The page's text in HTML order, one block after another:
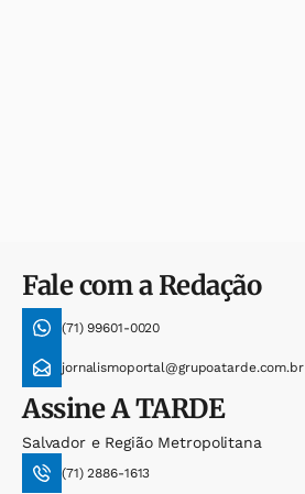
Fale com a Redação
(71) 99601-0020
jornalismoportal@grupoatarde.com.br
AssineA TARDE
Salvador e Região Metropolitana
(71) 2886-1613